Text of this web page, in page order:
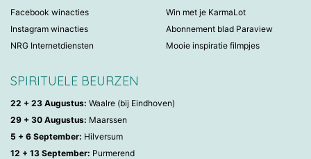
Facebook winacties
Instagram winacties
NRG Internetdiensten
Win met je KarmaLot
Abonnement blad Paraview
Mooie inspiratie filmpjes
SPIRITUELE BEURZEN
22 + 23 Augustus: Waalre (bij Eindhoven)
29 + 30 Augustus: Maarssen
5 + 6 September: Hilversum
12 + 13 September: Purmerend